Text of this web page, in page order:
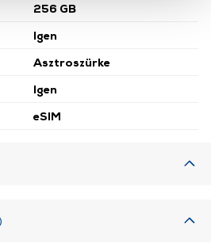
szükségesek. Az oldal
a cookie-k használatát.
256 GB
Igen
Asztroszürke
Igen
eSIM